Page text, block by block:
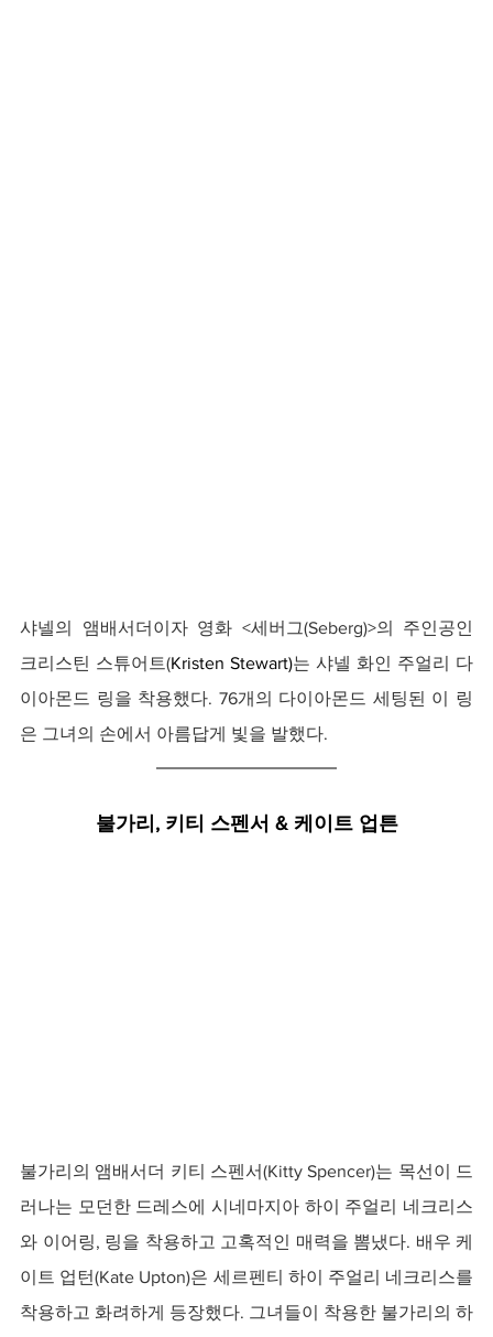
샤넬의 앰배서더이자 영화 <세버그(Seberg)>의 주인공인
크리스틴 스튜어트(Kristen Stewart)는 샤넬 화인 주얼리 다
이아몬드 링을 착용했다. 76개의 다이아몬드 세팅된 이 링
은 그녀의 손에서 아름답게 빛을 발했다.
불가리, 키티 스펜서 & 케이트 업튼
불가리의 앰배서더 키티 스펜서(Kitty Spencer)는 목선이 드
러나는 모던한 드레스에 시네마지아 하이 주얼리 네크리스
와 이어링, 링을 착용하고 고혹적인 매력을 뽐냈다. 배우 케
이트 업턴(Kate Upton)은 세르펜티 하이 주얼리 네크리스를
착용하고 화려하게 등장했다. 그녀들이 착용한 불가리의 하